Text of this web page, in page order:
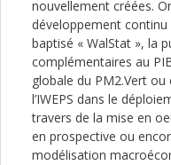
nouvellement créées.
développement
baptisé « WalStat », la
complémentaires au
globale du PM2.Vert
l’IWEPS dans le
travers de la mise en
en prospective ou
modélisation